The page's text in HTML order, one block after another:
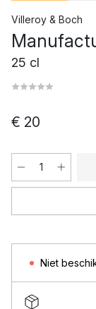
Villeroy & Boch
25 cl
€ 20
Niet